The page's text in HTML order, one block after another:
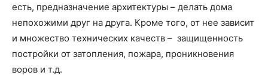
есть, предназначение архитектуры – делать дома
непохожими друг на друга. Кроме того, от нее зависит
и множество технических качеств – защищенность
постройки от затопления, пожара, проникновения
воров и т.д.